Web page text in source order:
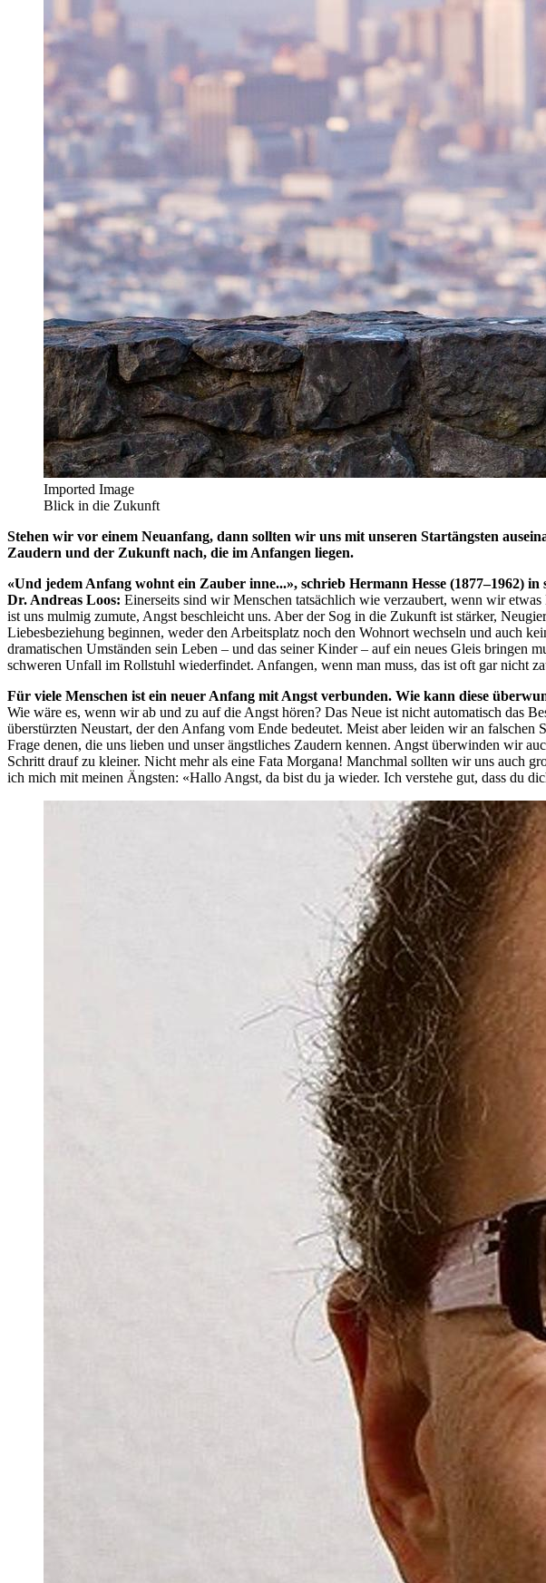
Imported Image
Blick in die Zukunft
Stehen wir vor einem Neuanfang, dann sollten wir uns mit unseren Startängsten
Zaudern und der Zukunft nach, die im Anfangen liegen.
«Und jedem Anfang wohnt ein Zauber inne...», schrieb Hermann Hesse (1877–1962)
Dr. Andreas Loos: Einerseits sind wir Menschen tatsächlich wie verzaubert, wenn wir
ist uns mulmig zumute, Angst beschleicht uns. Aber der Sog in die Zukunft ist stärker,
Liebesbeziehung beginnen, weder den Arbeitsplatz noch den Wohnort wechseln und auch
dramatischen Umständen sein Leben – und das seiner Kinder – auf ein neues Gleis
schweren Unfall im Rollstuhl wiederfindet. Anfangen, wenn man muss, das ist oft gar nicht
Für viele Menschen ist ein neuer Anfang mit Angst verbunden. Wie kann diese
Wie wäre es, wenn wir ab und zu auf die Angst hören? Das Neue ist nicht automatisch das
überstürzten Neustart, der den Anfang vom Ende bedeutet. Meist aber leiden wir an
Frage denen, die uns lieben und unser ängstliches Zaudern kennen. Angst überwinden wir
Schritt drauf zu kleiner. Nicht mehr als eine Fata Morgana! Manchmal sollten wir uns auch
ich mich mit meinen Ängsten: «Hallo Angst, da bist du ja wieder. Ich verstehe gut, dass du